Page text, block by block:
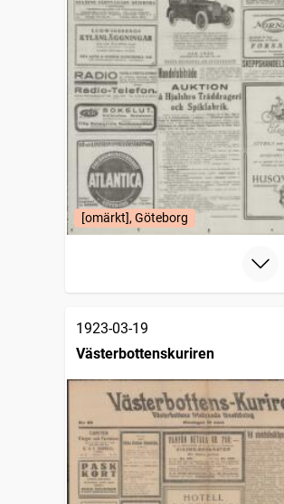
[omärkt], Göteborg
1923-03-19
Västerbottenskuriren